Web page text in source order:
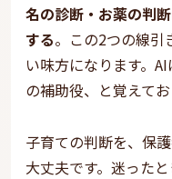
名の診断・お薬の判
する。この2つの線引
い味方になります。
の補助役、と覚えてお
子育ての判断を、保
大丈夫です。迷った